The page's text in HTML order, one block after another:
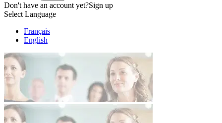
Don't have an account yet?Sign up
Select Language
Français
English